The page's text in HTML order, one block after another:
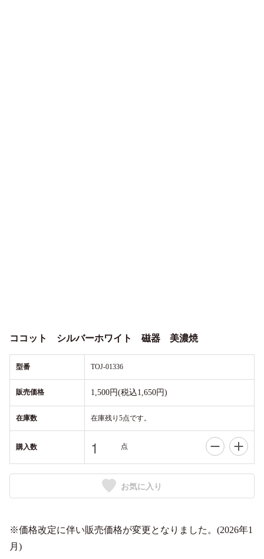
ココット シルバーホワイト 磁器 美濃焼
型番 TOJ-01336
販売価格 1,500円(税込1,650円)
在庫数 在庫残り5点です。
購入数 点
お気に入り
※価格改定に伴い販売価格が変更となりました。(2026年1
月)